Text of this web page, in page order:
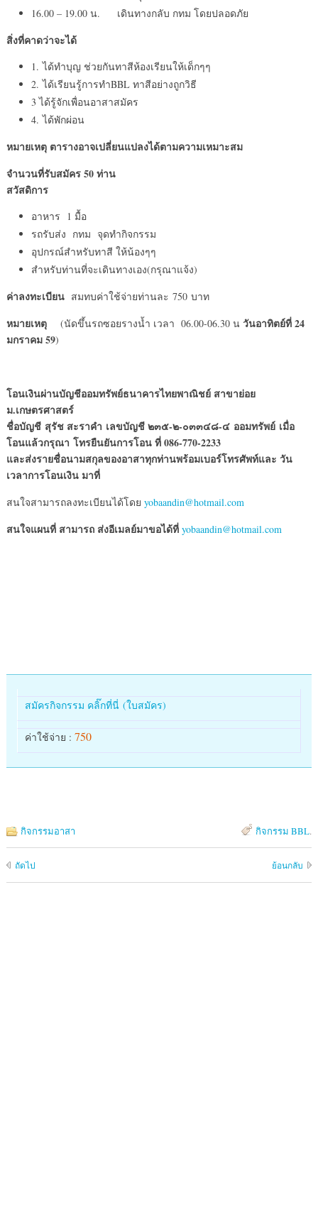
16.00 – 19.00 น. เดินทางกลับ กทม โดยปลอดภัย
สิ่งที่คาดว่าจะได้
1. ได้ทำบุญ ช่วยกันทาสีห้องเรียนให้เด็กๆๆ
2. ได้เรียนรู้การทำBBL ทาสีอย่างถูกวิธี
3 ได้รู้จักเพื่อนอาสาสมัคร
4. ได้พักผ่อน
หมายเหตุ ตารางอาจเปลี่ยนแปลงได้ตามความเหมาะสม
จำนวนที่รับสมัคร50 ท่าน
สวัสดิการ
อาหาร 1 มื้อ
รถรับส่ง กทม จุดทำกิจกรรม
อุปกรณ์สำหรับทาสี ให้น้องๆๆ
สำหรับท่านที่จะเดินทางเอง(กรุณาแจ้ง)
ค่าลงทะเบียนสมทบค่าใช้จ่ายท่านละ 750 บาท
หมายเหตุ (นัดขึ้นรถซอยรางน้ำ เวลา 06.00-06.30 น วันอาทิตย์ที่ 24
มกราคม 59)
โอนเงินผ่านบัญชีออมทรัพย์ธนาคารไทยพาณิชย์ สาขาย่อย
ม.เกษตรศาสตร์
ชื่อบัญชี สุรัช สะราคำ เลขบัญชี ๒๓๕-๒-๐๓๓๔๘-๔ ออมทรัพย์ เมื่อ
โอนแล้วกรุณา โทรยืนยันการโอน ที่ 086-770-2233
และส่งรายชื่อนามสกุลของอาสาทุกท่านพร้อมเบอร์โทรศัพท์และ วัน
เวลาการโอนเงิน มาที่
สนใจสามารถลงทะเบียนได้โดย yobaandin@hotmail.com
สนใจแผนที่ สามารถ ส่งอีเมลย์มาขอได้ที่ yobaandin@hotmail.com
สมัครกิจกรรม คลิ๊กที่นี่ (ใบสมัคร)
ค่าใช้จ่าย : 750
กิจกรรมอาสา กิจกรรม BBL.
ถัดไป ย้อนกลับ